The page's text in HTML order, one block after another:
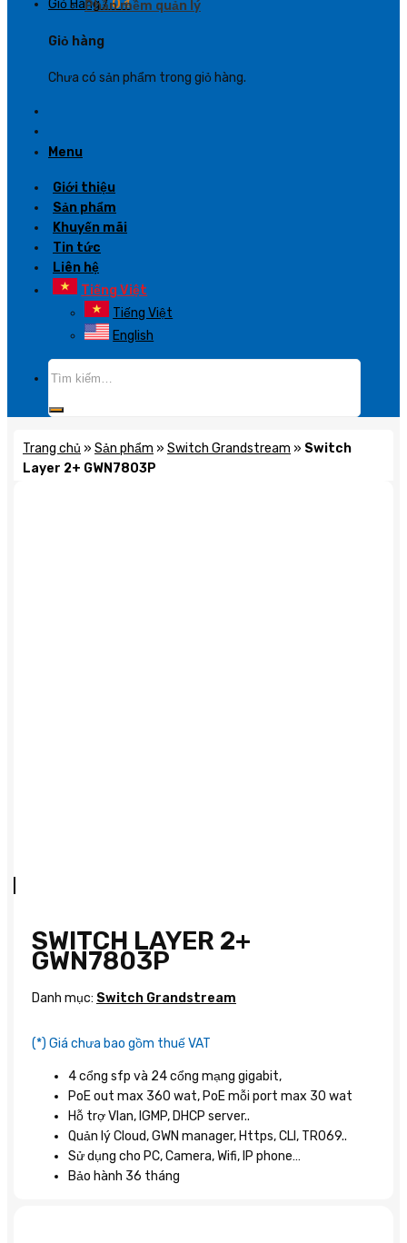
Giỏ Hàng /0₫
Giỏ hàng
Chưa có sản phẩm trong giỏ hàng.
Menu
Phần mềm quản lý
Giới thiệu
Sản phẩm
Khuyến mãi
Tin tức
Liên hệ
Tiếng Việt
Tiếng Việt
English
Trang chủ » Sản phẩm » Switch Grandstream » Switch
Layer 2+ GWN7803P
SWITCH LAYER 2+
GWN7803P
Danh mục: Switch Grandstream
(*) Giá chưa bao gồm thuế VAT
4 cổng sfp và 24 cổng mạng gigabit,
PoE out max 360 wat, PoE mỗi port max 30 wat
Hỗ trợ Vlan, IGMP, DHCP server..
Quản lý Cloud, GWN manager, Https, CLI, TR069..
Sử dụng cho PC, Camera, Wifi, IP phone…
Bảo hành 36 tháng